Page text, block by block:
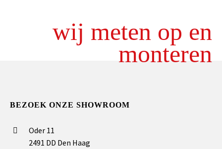
wij meten op en
monteren
BEZOEK ONZE SHOWROOM
Oder 11
2491 DD Den Haag